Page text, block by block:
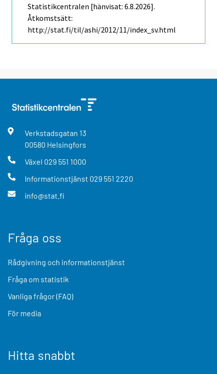
Statistikcentralen [hänvisat: 6.8.2026].
Åtkomstsätt:
http://stat.fi/til/ashi/2012/11/index_sv.html
Verkstadsgatan 13
00580 Helsingfors
Växel 029 551 1000
Informationstjänst 029 551 2220
info@stat.fi
Fråga oss
Rådgivning och informationstjänst
Fråga om statistik
Vanliga frågor (FAQ)
För media
Hitta snabbt